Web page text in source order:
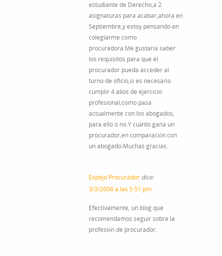
estudiante de Derecho,a 2
asignaturas para acabar,ahora en
Septiembre,y estoy pensando en
colegiarme como
procuradora.Me gustaria saber
los requisitos para que el
procurador pueda acceder al
turno de oficio,si es necesario
cumplir 4 años de ejercicio
profesional,como pasa
actualmente con los abogados,
para ello o no.Y cuánto gana un
procurador,en comparación con
un abogado.Muchas gracias.
Espejo Procurador dice:
3/3/2008 a las 5:51 pm
Efectivamente, un blog que
recomendamos seguir sobre la
profesión de procurador.